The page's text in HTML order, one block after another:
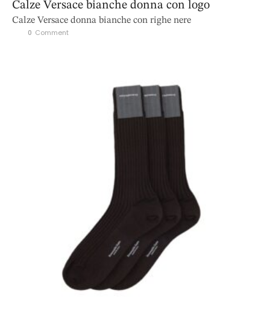
Calze Versace bianche donna con logo
Calze Versace donna bianche con righe nere
0 Comment